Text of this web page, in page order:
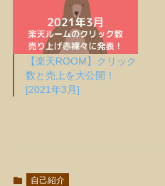
【楽天ROOM】クリック
数と売上を大公開！
[2021年3月]
自己紹介